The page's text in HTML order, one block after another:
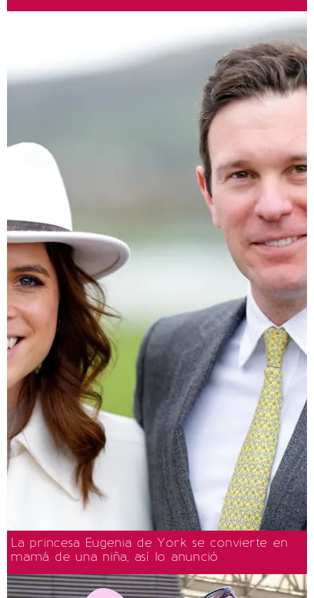
La princesa Eugenia de York se convierte en
mamá de una niña, así lo anunció